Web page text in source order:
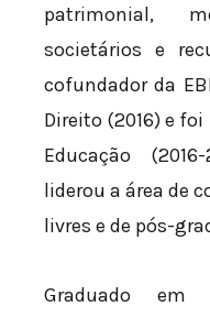
patrimonial,
societários e
cofundador da
Direito (2016) e
Educação
liderou a área de
livres e de pós-
Graduado em